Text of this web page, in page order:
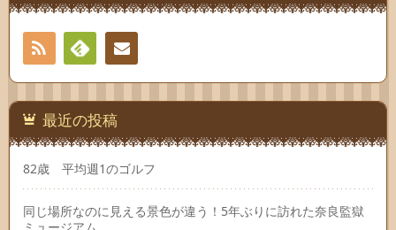
RSS
Feedly連絡
先
最近の投稿
82歳 平均週1のゴルフ
同じ場所なのに見える景色が違う！5年ぶりに訪れた奈良監獄